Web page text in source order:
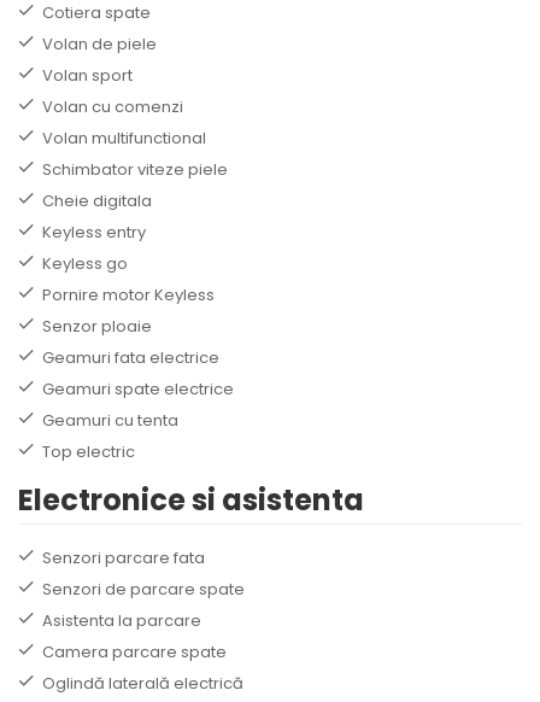
Cotiera spate
Volan de piele
Volan sport
Volan cu comenzi
Volan multifunctional
Schimbator viteze piele
Cheie digitala
Keyless entry
Keyless go
Pornire motor Keyless
Senzor ploaie
Geamuri fata electrice
Geamuri spate electrice
Geamuri cu tenta
Top electric
Electronice si asistenta
Senzori parcare fata
Senzori de parcare spate
Asistenta la parcare
Camera parcare spate
Oglindă laterală electrică